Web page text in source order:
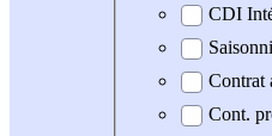
CDI
Contrat
Cont.